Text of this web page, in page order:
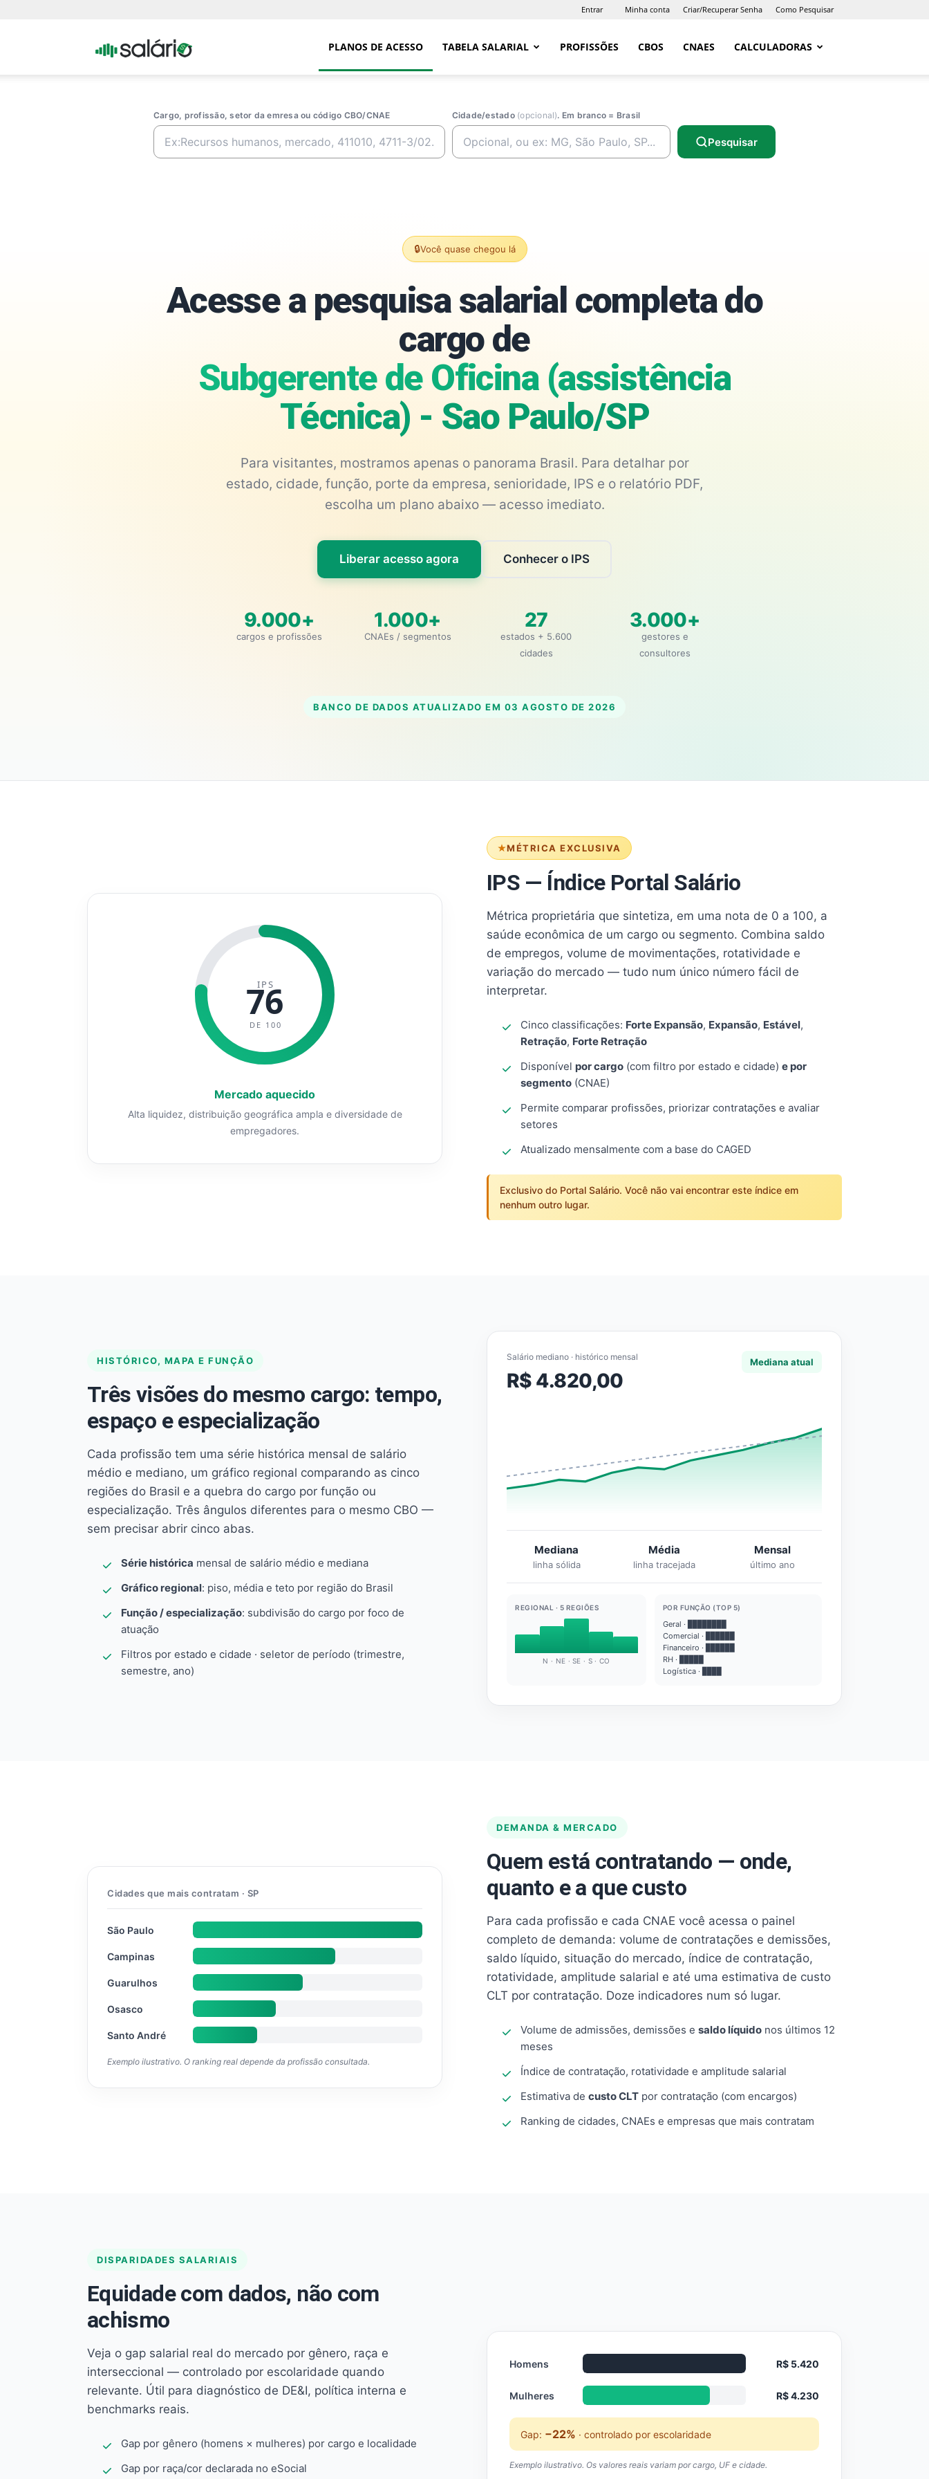
Entrar Minha conta Criar/Recuperar Senha Como Pesquisar
Portal PLANOS DE ACESSO TABELA SALARIAL PROFISSÕES CBOS CNAES CALCULADORAS
Cargo, profissão, setor da emresa ou código CBO/CNAE Cidade/estado (opcional). Em branco = Brasil
Pesquisar
🔒Você quase chegou lá
Acesse a pesquisa salarial completa do
cargo de
Subgerente de Oficina (assistência
Técnica) - Sao Paulo/SP
Para visitantes, mostramos apenas o panorama Brasil. Para detalhar por
estado, cidade, função, porte da empresa, senioridade, IPS e o relatório PDF,
escolha um plano abaixo — acesso imediato.
Liberar acesso agora Conhecer o IPS
9.000+
cargos e profissões
1.000+
CNAEs / segmentos
27
estados + 5.600
cidades
3.000+
gestores e
consultores
BANCO DE DADOS ATUALIZADO EM 03 AGOSTO DE 2026
MÉTRICA EXCLUSIVA
IPS — Índice Portal Salário
Métrica proprietária que sintetiza, em uma nota de 0 a 100, a
saúde econômica de um cargo ou segmento. Combina saldo
de empregos, volume de movimentações, rotatividade e
variação do mercado — tudo num único número fácil de
interpretar.
Cinco classificações: Forte Expansão, Expansão, Estável,
Retração, Forte Retração
Disponível por cargo (com filtro por estado e cidade) e por
segmento (CNAE)
Permite comparar profissões, priorizar contratações e avaliar
setores
Atualizado mensalmente com a base do CAGED
Exclusivo do Portal Salário. Você não vai encontrar este índice em
nenhum outro lugar.
IPS
76
DE 100
Mercado aquecido
Alta liquidez, distribuição geográfica ampla e diversidade de
empregadores.
HISTÓRICO, MAPA E FUNÇÃO
Três visões do mesmo cargo: tempo,
espaço e especialização
Cada profissão tem uma série histórica mensal de salário
médio e mediano, um gráfico regional comparando as cinco
regiões do Brasil e a quebra do cargo por função ou
especialização. Três ângulos diferentes para o mesmo CBO —
sem precisar abrir cinco abas.
Série histórica mensal de salário médio e mediana
Gráfico regional: piso, média e teto por região do Brasil
Função / especialização: subdivisão do cargo por foco de
atuação
Filtros por estado e cidade · seletor de período (trimestre,
semestre, ano)
Salário mediano · histórico mensal
R$ 4.820,00
Mediana atual
Mediana
linha sólida
Média
linha tracejada
Mensal
último ano
REGIONAL · 5 REGIÕES
N · NE · SE · S · CO
POR FUNÇÃO (TOP 5)
Geral · ████████
Comercial · ██████
Financeiro · ██████
RH · █████
Logística · ████
DEMANDA & MERCADO
Quem está contratando — onde,
quanto e a que custo
Para cada profissão e cada CNAE você acessa o painel
completo de demanda: volume de contratações e demissões,
saldo líquido, situação do mercado, índice de contratação,
rotatividade, amplitude salarial e até uma estimativa de custo
CLT por contratação. Doze indicadores num só lugar.
Volume de admissões, demissões e saldo líquido nos últimos 12
meses
Índice de contratação, rotatividade e amplitude salarial
Estimativa de custo CLT por contratação (com encargos)
Ranking de cidades, CNAEs e empresas que mais contratam
Cidades que mais contratam · SP
São Paulo
Campinas
Guarulhos
Osasco
Santo André
Exemplo ilustrativo. O ranking real depende da profissão consultada.
DISPARIDADES SALARIAIS
Equidade com dados, não com
achismo
Veja o gap salarial real do mercado por gênero, raça e
interseccional — controlado por escolaridade quando
relevante. Útil para diagnóstico de DE&I, política interna e
benchmarks reais.
Gap por gênero (homens × mulheres) por cargo e localidade
Gap por raça/cor declarada no eSocial
Homens R$ 5.420
Mulheres R$ 4.230
Gap: −22% · controlado por escolaridade
Exemplo ilustrativo. Os valores reais variam por cargo, UF e cidade.